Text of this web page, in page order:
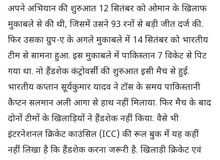
अपने अभियान की शुरुआत 12 सितंबर को ओमान के खिलाफ
मुकाबले से की थी, जिसमें उसने 93 रनों से बड़ी जीत दर्ज की.
फिर उसका ग्रुप-ए के अगले मुकाबले में 14 सितंबर को भारतीय
टीम से सामना हुआ. इस मुकाबले में पाकिस्तान 7 विकेट से पिट
गया था. नो हैंडशेक कंट्रोवर्सी की शुरुआत इसी मैच से हुई.
भारतीय कप्तान सूर्यकुमार यादव ने टॉस के समय पाकिस्तानी
कैप्टन सलमान अली आगा से हाथ नहीं मिलाया. फिर मैच के बाद
दोनों टीमों के खिलाड़ियों ने हैंडशेक नहीं किया. वैसे भी
इंटरनेशनल क्रिकेट काउंसिल (ICC) की रूल बुक में यह कहीं
नहीं लिखा है कि हैंडशेक करना जरूरी है. खिलाड़ी क्रिकेट एवं